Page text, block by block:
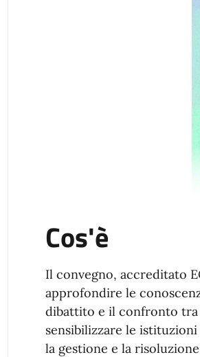
Cos'è
Il convegno, accreditato
approfondire le
dibattito e il confronto tra
sensibilizzare le
la gestione e la